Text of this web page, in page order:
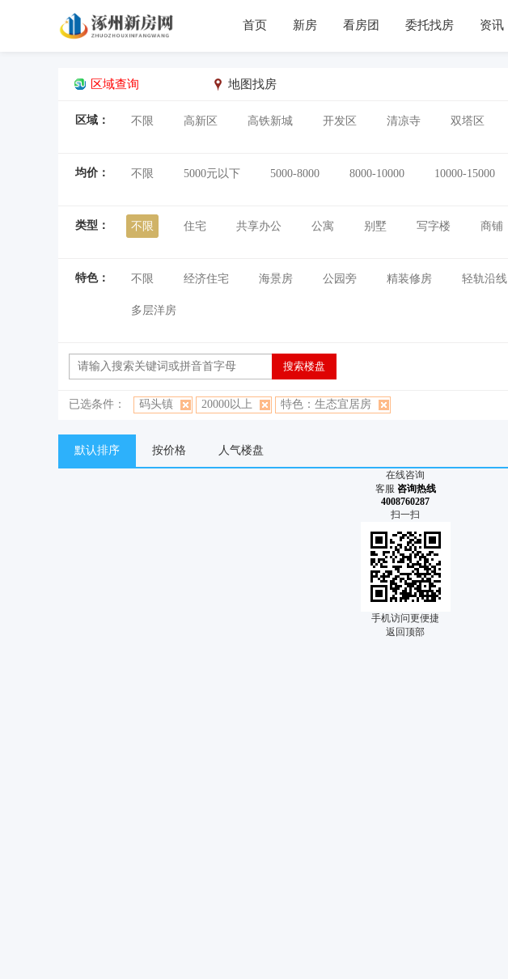
首页 新房 看房团 委托找房 资讯
区域查询 地图找房
区域： 不限 高新区 高铁新城 开发区 清凉寺 双塔区
均价： 不限 5000元以下 5000-8000 8000-10000 10000-15000
类型： 不限 住宅 共享办公 公寓 别墅 写字楼 商铺
特色： 不限 经济住宅 海景房 公园旁 精装修房 轻轨沿线
多层洋房
已选条件： 码头镇 20000以上 特色：生态宜居房
默认排序 按价格 人气楼盘
在线咨询
客服 咨询热线
4008760287
扫一扫
手机访问更便捷
返回顶部